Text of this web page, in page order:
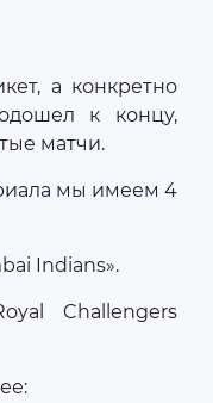
а конкретно
к концу,
матчи.
мы имеем 4
Indians».
Challengers